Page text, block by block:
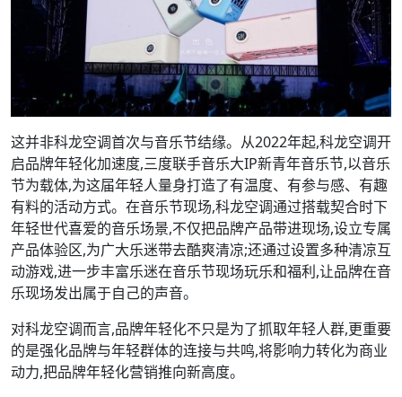
这并非科龙空调首次与音乐节结缘。从2022年起,科龙空调开
启品牌年轻化加速度,三度联手音乐大IP新青年音乐节,以音乐
节为载体,为这届年轻人量身打造了有温度、有参与感、有趣
有料的活动方式。在音乐节现场,科龙空调通过搭载契合时下
年轻世代喜爱的音乐场景,不仅把品牌产品带进现场,设立专属
产品体验区,为广大乐迷带去酷爽清凉;还通过设置多种清凉互
动游戏,进一步丰富乐迷在音乐节现场玩乐和福利,让品牌在音
乐现场发出属于自己的声音。
对科龙空调而言,品牌年轻化不只是为了抓取年轻人群,更重要
的是强化品牌与年轻群体的连接与共鸣,将影响力转化为商业
动力,把品牌年轻化营销推向新高度。